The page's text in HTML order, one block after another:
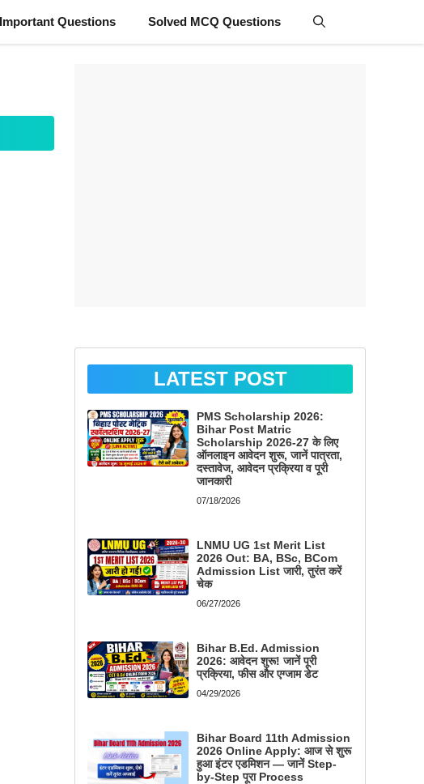
Important Questions Solved MCQ Questions
LATEST POST
PMS Scholarship 2026:
Bihar Post Matric
Scholarship 2026-27 के लिए
ऑनलाइन आवेदन शुरू, जानें पात्रता,
दस्तावेज, आवेदन प्रक्रिया व पूरी
जानकारी
07/18/2026
LNMU UG 1st Merit List
2026 Out: BA, BSc, BCom
Admission List जारी, तुरंत करें
चेक
06/27/2026
Bihar B.Ed. Admission
2026: आवेदन शुरू! जानें पूरी
प्रक्रिया, फीस और एग्जाम डेट
04/29/2026
Bihar Board 11th Admission
2026 Online Apply: आज से शुरू
हुआ इंटर एडमिशन — जानें Step-
by-Step पूरा Process